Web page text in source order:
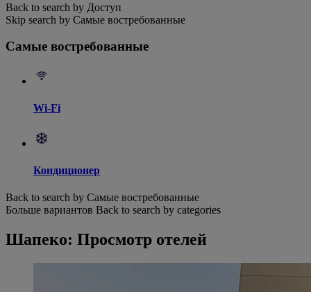
Back to search by Доступ
Skip search by Самые востребованные
Самые востребованные
Wi-Fi
Кондиционер
Back to search by Самые востребованные
Больше вариантов Back to search by categories
Шапеко: Просмотр отелей